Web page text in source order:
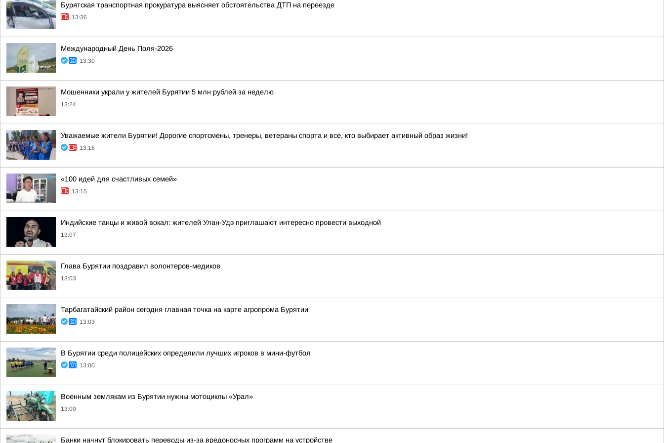
Бурятская транспортная прокуратура выясняет обстоятельства ДТП на переезде
13:36
Международный День Поля-2026
13:30
Мошенники украли у жителей Бурятии 5 млн рублей за неделю
13:24
Уважаемые жители Бурятии! Дорогие спортсмены, тренеры, ветераны спорта и все, кто выбирает активный образ жизни!
13:16
«100 идей для счастливых семей»
13:15
Индийские танцы и живой вокал: жителей Улан-Удэ приглашают интересно провести выходной
13:07
Глава Бурятии поздравил волонтеров-медиков
13:03
Тарбагатайский район сегодня главная точка на карте агропрома Бурятии
13:03
В Бурятии среди полицейских определили лучших игроков в мини-футбол
13:00
Военным землякам из Бурятии нужны мотоциклы «Урал»
13:00
Банки начнут блокировать переводы из-за вредоносных программ на устройстве